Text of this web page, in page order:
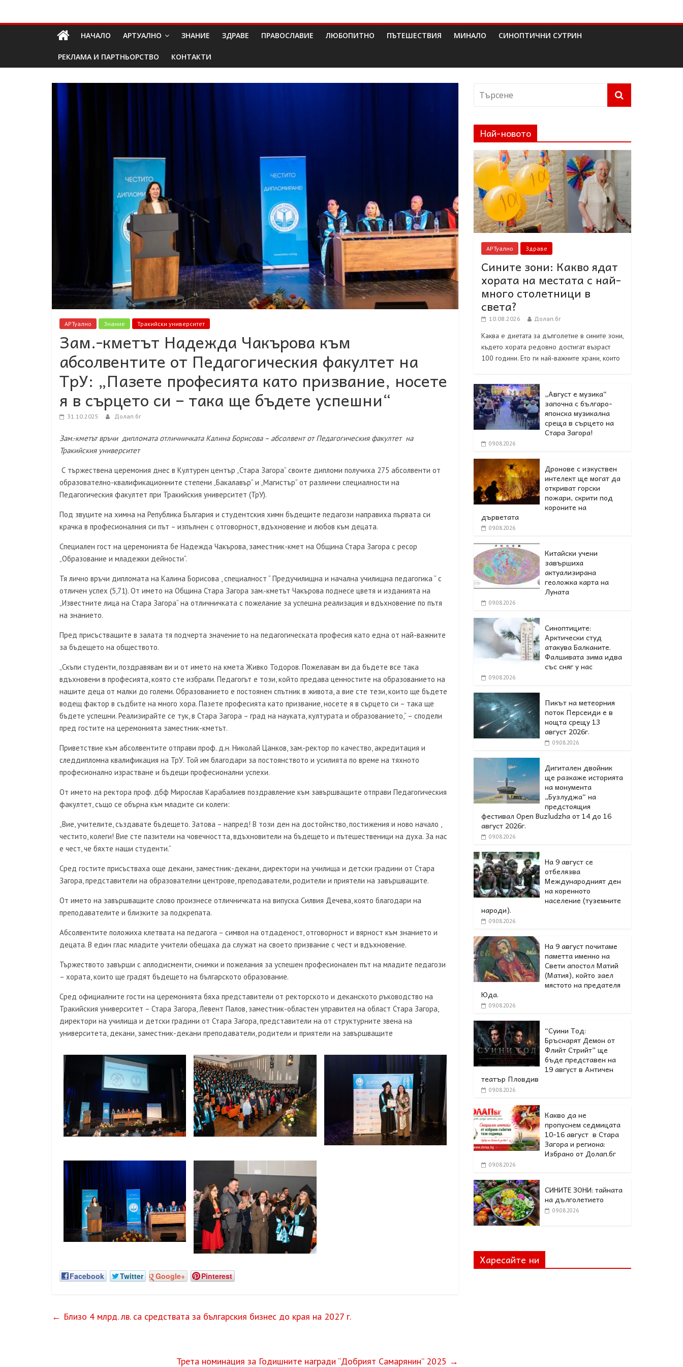
Долап
БГ
изкуство|
събития|
НАЧАЛО АРТУАЛНО ЗНАНИЕ ЗДРАВЕ ПРАВОСЛАВИЕ ЛЮБОПИТНО ПЪТЕШЕСТВИЯ МИНАЛО СИНОПТИЧНИ СУТРИН
РЕКЛАМА И ПАРТНЬОРСТВО КОНТАКТИ
АРТуално Знание Тракийски университет
Зам.-кметът Надежда Чакърова към
абсолвентите от Педагогическия факултет на
ТрУ: „Пазете професията като призвание, носете
я в сърцето си – така ще бъдете успешни“
31.10.2025 Долап.бг
Зам.-кметът връчи дипломата отличничката Калина Борисова – абсолвент от Педагогическия факултет на
Тракийския университет
С тържествена церемония днес в Културен център „Стара Загора“ своите дипломи получиха 275 абсолвенти от
образователно-квалификационните степени „Бакалавър“ и „Магистър“ от различни специалности на
Педагогическия факултет при Тракийския университет (ТрУ).
Под звуците на химна на Република България и студентския химн бъдещите педагози направиха първата си
крачка в професионалния си път – изпълнен с отговорност, вдъхновение и любов към децата.
Специален гост на церемонията бе Надежда Чакърова, заместник-кмет на Община Стара Загора с ресор
„Образование и младежки дейности“.
Тя лично връчи дипломата на Калина Борисова , специалност “ Предучилищна и начална училищна педагогика “ с
отличен успех (5,71). От името на Община Стара Загора зам.-кметът Чакърова поднесе цветя и изданията на
„Известните лица на Стара Загора“ на отличничката с пожелание за успешна реализация и вдъхновение по пътя
на знанието.
Пред присъстващите в залата тя подчерта значението на педагогическата професия като една от най-важните
за бъдещето на обществото.
„Скъпи студенти, поздравявам ви и от името на кмета Живко Тодоров. Пожелавам ви да бъдете все така
вдъхновени в професията, която сте избрали. Педагогът е този, който предава ценностите на образованието на
нашите деца от малки до големи. Образованието е постоянен спътник в живота, а вие сте тези, които ще бъдете
водещ фактор в съдбите на много хора. Пазете професията като призвание, носете я в сърцето си – така ще
бъдете успешни. Реализирайте се тук, в Стара Загора – град на науката, културата и образованието,“ – сподели
пред гостите на церемонията заместник-кметът.
Приветствие към абсолвентите отправи проф. д.н. Николай Цанков, зам.-ректор по качество, акредитация и
следдипломна квалификация на ТрУ. Той им благодари за постоянството и усилията по време на тяхното
професионално израстване и бъдещи професионални успехи.
От името на ректора проф. дбф Мирослав Карабалиев поздравление към завършващите отправи Педагогическия
факултет, също се обърна към младите си колеги:
„Вие, учителите, създавате бъдещето. Затова – напред! В този ден на достойнство, постижения и ново начало ,
честито, колеги! Вие сте пазители на човечността, вдъхновители на бъдещето и пътешественици на духа. За нас
е чест, че бяхте наши студенти.“
Сред гостите присъстваха още декани, заместник-декани, директори на училища и детски градини от Стара
Загора, представители на образователни центрове, преподаватели, родители и приятели на завършващите.
От името на завършващите слово произнесе отличничката на випуска Силвия Дечева, която благодари на
преподавателите и близките за подкрепата.
Абсолвентите положиха клетвата на педагога – символ на отдаденост, отговорност и вярност към знанието и
децата. В един глас младите учители обещаха да служат на своето призвание с чест и вдъхновение.
Тържеството завърши с аплодисменти, снимки и пожелания за успешен професионален път на младите педагози
– хората, които ще градят бъдещето на българското образование.
Сред официалните гости на церемонията бяха представители от ректорското и деканското ръководство на
Тракийския университет – Стара Загора, Левент Палов, заместник-областен управител на област Стара Загора,
директори на училища и детски градини от Стара Загора, представители на от структурните звена на
университета, декани, заместник-декани преподаватели, родители и приятели на завършващите
Facebook Twitter Google+ Pinterest
← Близо 4 млрд. лв. са средствата за българския бизнес до края на 2027 г.
Трета номинация за Годишните награди “Добрият Самарянин” 2025 →
Най-новото
АРТуално Здраве
Сините зони: Какво ядат
хората на местата с най-
много столетници в
света?
10.08.2026 Долап.бг
Каква е диетата за дълголетие в сините зони,
където хората редовно достигат възраст
100 години. Ето ги най-важните храни, които
„Август е музика“
започна с българо-
японска музикална
среща в сърцето на
Стара Загора!
09.08.2026
Дронове с изкуствен
интелект ще могат да
откриват горски
пожари, скрити под
короните на
дърветата
09.08.2026
Китайски учени
завършиха
актуализирана
геоложка карта на
Луната
09.08.2026
Синоптиците:
Арктически студ
атакува Балканите.
Фалшивата зима идва
със сняг у нас
09.08.2026
Пикът на метеорния
поток Персеиди е в
нощта срещу 13
август 2026г.
09.08.2026
Дигитален двойник
ще разкаже историята
на монумента
„Бузлуджа“ на
предстоящия
фестивал Open Buzludzha от 14 до 16
август 2026г.
09.08.2026
На 9 август се
отбелязва
Международният ден
на коренното
население (туземните
народи).
09.08.2026
На 9 август почитаме
паметта именно на
Свети апостол Матий
(Матия), който заел
мястото на предателя
Юда.
09.08.2026
“Суини Тод:
Бръснарят Демон от
Флийт Стрийт” ще
бъде представен на
19 август в Античен
театър Пловдив
09.08.2026
Какво да не
пропуснем седмицата
10-16 август в Стара
Загора и региона:
Избрано от Долап.бг
09.08.2026
СИНИТЕ ЗОНИ: тайната
на дълголетието
09.08.2026
Харесайте ни